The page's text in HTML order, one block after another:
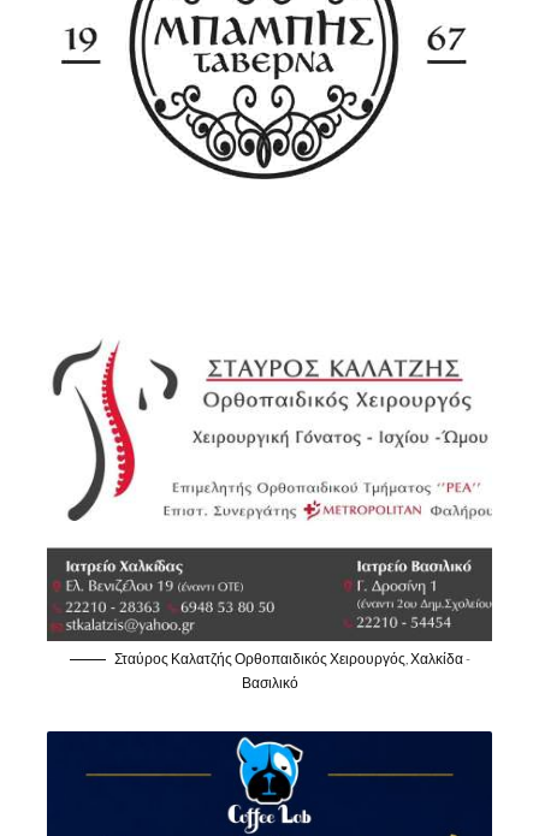
Σταύρος Καλατζής Ορθοπαιδικός Χειρουργός, Χαλκίδα -
Βασιλικό